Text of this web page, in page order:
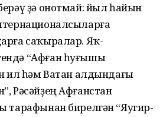
ҙә онотмай: йыл һайын
саҡыралар. Яҡ­
“Афған һуғышы
ил һәм Ватан алдындағы
Рәсәйҙең Афғанстан
тарафынан бирелгән “Яугир-